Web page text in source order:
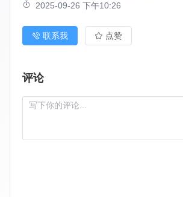
2025-09-26 下午10:26
联系我 点赞
评论